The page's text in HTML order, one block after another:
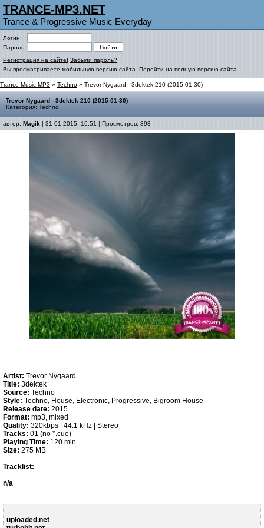
TRANCE-MP3.NET
Trance & Progressive Music Everyday
Логин:
Пароль:
Регистрация на сайте! Забыли пароль?
Вы просматриваете мобильную версию сайта. Перейти на полную версию сайта.
Trance Music MP3 » Techno » Trevor Nygaard - 3dektek 210 (2015-01-30)
Trevor Nygaard - 3dektek 210 (2015-01-30)
Категория: Techno
автор: Magik | 31-01-2015, 16:51 | Просмотров: 893
Artist: Trevor Nygaard
Title: 3dektek
Source: Techno
Style: Techno, House, Electronic, Progressive, Bigroom House
Release date: 2015
Format: mp3, mixed
Quality: 320kbps | 44.1 kHz | Stereo
Tracks: 01 (no *.cue)
Playing Time: 120 min
Size: 275 MB
Tracklist:
n/a
uploaded.net